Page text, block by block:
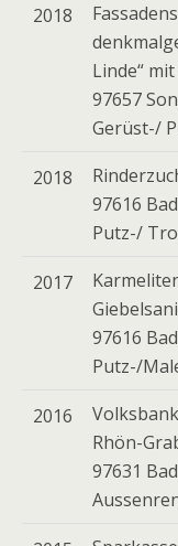
2018
Linde“
97657
Gerüst-/
2018
97616
Putz-/
2017
97616
Putz-/
2016
Rhön-
97631